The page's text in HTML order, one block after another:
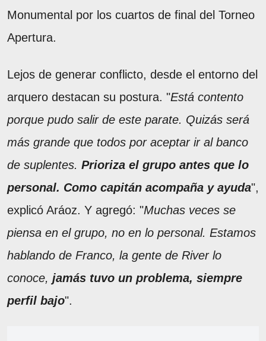
Monumental por los cuartos de final del Torneo
Apertura.
Lejos de generar conflicto, desde el entorno del
arquero destacan su postura. "Está contento
porque pudo salir de este parate. Quizás será
más grande que todos por aceptar ir al banco
de suplentes. Prioriza el grupo antes que lo
personal. Como capitán acompaña y ayuda",
explicó Aráoz. Y agregó: "Muchas veces se
piensa en el grupo, no en lo personal. Estamos
hablando de Franco, la gente de River lo
conoce, jamás tuvo un problema, siempre
perfil bajo".